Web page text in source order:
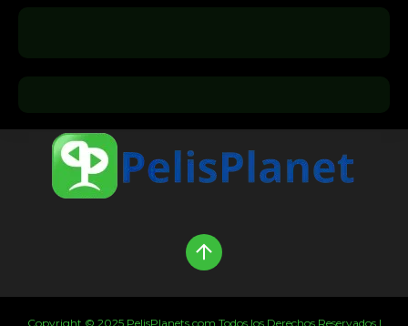
Copyright © 2025 PelisPlanets.com Todos los Derechos Reservados |